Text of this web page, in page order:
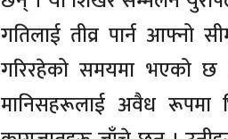
गतिलाई तीव्र पार्न आफ्नो
गरिरहेको समयमा भएको
मानिसहरूलाई अवैध रूपमा